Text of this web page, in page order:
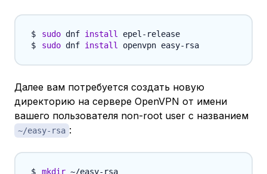
sudo dnf install
sudo dnf install
Далее вам потребуется создать новую
директорию на сервере OpenVPN от имени
вашего пользователя non-root user с названием
~/easy-rsa :
mkdir